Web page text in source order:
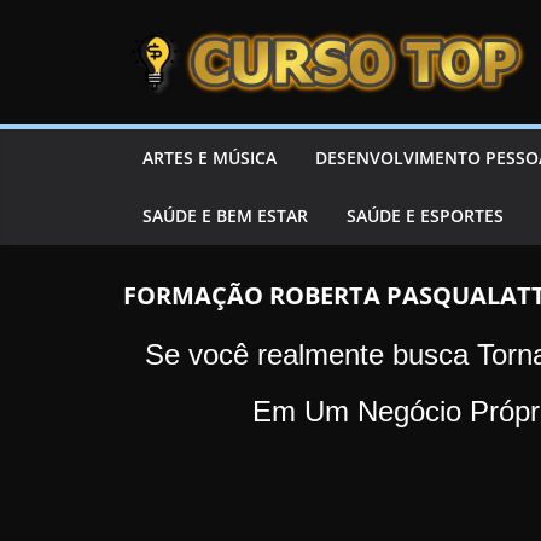
CURSOTOP
l
ARTES E MÚSICA DESENVOLVIMENTO
SAÚDE E BEM ESTAR SAÚDE E ESPORTES
FORMAÇÃO ROBERTA
Se você realmente busca
Em Um Negócio